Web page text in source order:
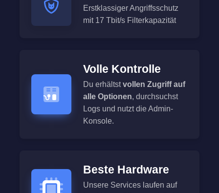
Erstklassiger Angriffsschutz
mit 17 Tbit/s Filterkapazität
Volle Kontrolle
Du erhältstvollen Zugriff auf
alle Optionen, durchsuchst
Logs und nutzt die Admin-
Konsole.
Beste Hardware
Unsere Services laufen auf